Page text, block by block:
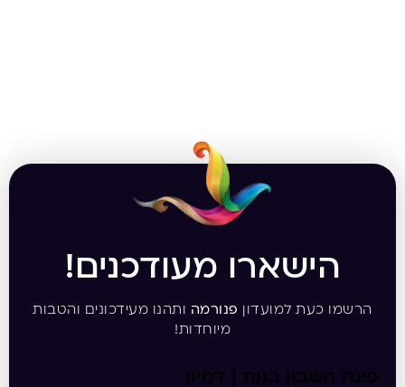
הישארו מעודכנים!
הרשמו כעת למועדון פנורמה ותהנו מעידכונים והטבות
מיוחדות!
פינת חשבון בנות | דמיון